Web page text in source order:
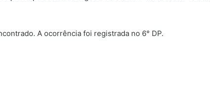
A ocorrência foi registrada no 6° DP.